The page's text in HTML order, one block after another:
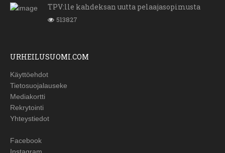
TPV:lle kahdeksan uutta pelaajasopimusta
513827
URHEILUSUOMI.COM
Käyttöehdot
Tietosuojalauseke
Mediakortti
Rekrytointi
Yhteystiedot
Facebook